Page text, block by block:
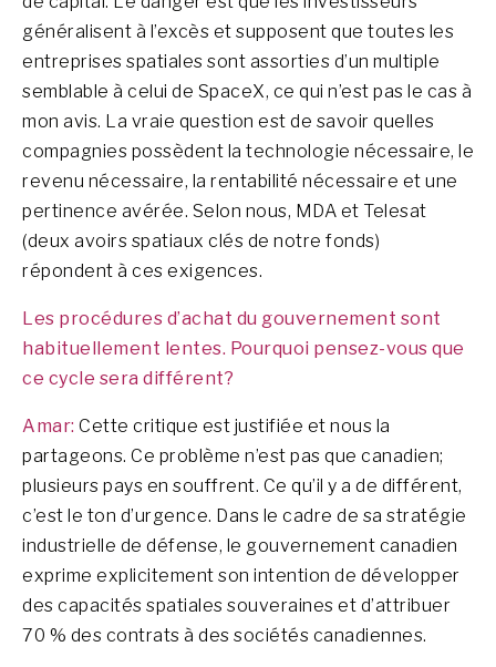
généralisent à l’excès et supposent que toutes les
entreprises spatiales sont assorties d’un multiple
semblable à celui de SpaceX, ce qui n’est pas le cas à
mon avis. La vraie question est de savoir quelles
compagnies possèdent la technologie nécessaire, le
revenu nécessaire, la rentabilité nécessaire et une
pertinence avérée. Selon nous, MDA et Telesat
(deux avoirs spatiaux clés de notre fonds)
répondent à ces exigences.
Les procédures d’achat du gouvernement sont
habituellement lentes. Pourquoi pensez-vous que
ce cycle sera différent?
Amar: Cette critique est justifiée et nous la
partageons. Ce problème n’est pas que canadien;
plusieurs pays en souffrent. Ce qu’il y a de différent,
c’est le ton d’urgence. Dans le cadre de sa stratégie
industrielle de défense, le gouvernement canadien
exprime explicitement son intention de développer
des capacités spatiales souveraines et d’attribuer
70 % des contrats à des sociétés canadiennes.